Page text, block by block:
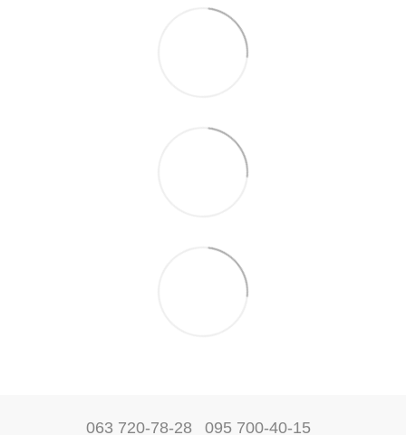
063 720-78-28 095 700-40-15